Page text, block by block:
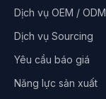
Dịch vụ OEM / ODM
Dịch vụ Sourcing
Yêu cầu báo giá
Năng lực sản xuất